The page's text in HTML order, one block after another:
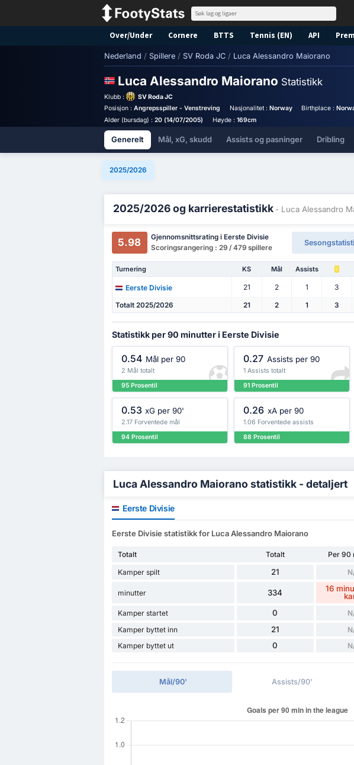
Over/Under Cornere BTTS Tennis (EN) API
Nederland / Spillere / SV Roda JC / Luca Alessandro Maiorano
Luca Alessandro Maiorano Statistikk
Klubb :
SV Roda JC
Posisjon : Angrepsspiller - Venstreving Nasjonalitet : Norway Birthplace :
Alder (bursdag) : 20 (14/07/2005) Høyde : 169cm
Generelt Mål, xG, skudd Assists og pasninger Dribling
2025/2026
2025/2026 og karrierestatistikk - Luca Alessandro
5.98
Gjennomsnittsrating i Eerste Divisie
Scoringsrangering : 29 / 479 spillere
Turnering KS Mål Assists
Eerste Divisie 21 2 1 3
Totalt 2025/2026 21 2 1 3
Statistikk per 90 minutter i Eerste Divisie
0.54 Mål per 90
2 Mål totalt
95 Prosentil
0.27 Assists per 90
1 Assists totalt
91 Prosentil
0.53 xG per 90'
2.17 Forventede mål
94 Prosentil
0.26 xA per 90
1.06 Forventede assists
88 Prosentil
Luca Alessandro Maiorano statistikk - detaljert
Eerste Divisie
Eerste Divisie statistikk for Luca Alessandro Maiorano
Totalt Totalt Per 90
Kamper spilt
21
minutter 334
16
Kamper startet 0
Kamper byttet inn 21
Kamper byttet ut 0
Mål/90' Assists/90'